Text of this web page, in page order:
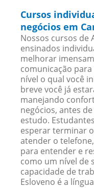
Cursos
negócios em
Nossos cursos de
ensinados
melhorar
comunicação
nível o qual você
breve você já
manejando
negócios, antes
estudo.
esperar terminar
atender o
para entender e
como um nível de
capacidade de
Esloveno é a